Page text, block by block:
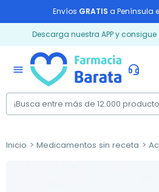
Envíos GRATIS a Península
Descarga nuestra APP y consigue
menu
Inicio Medicamentos sin receta